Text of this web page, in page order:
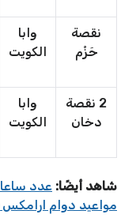
نقصة
حَزْم
وابا
الكويت
2 نقصة
دخان
وابا
الكويت
شاهد أيضًا: عدد
مواعيد دوام